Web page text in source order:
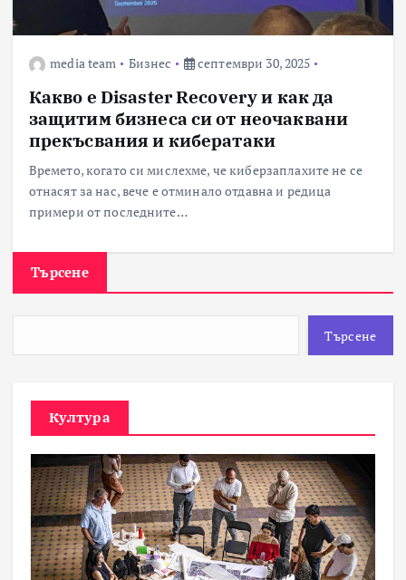
media team Бизнес септември 30, 2025
Какво е Disaster Recovery и как да
защитим бизнеса си от неочаквани
прекъсвания и кибератаки
Времето, когато си мислехме, че киберзаплахите не се
отнасят за нас, вече е отминало отдавна и редица
примери от последните…
Търсене
Търсене
Култура